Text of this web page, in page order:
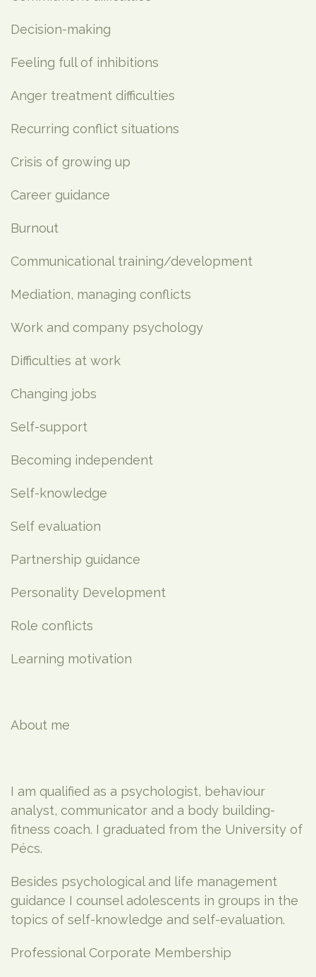
Decision-making
Feeling full of inhibitions
Anger treatment difficulties
Recurring conflict situations
Crisis of growing up
Career guidance
Burnout
Communicational training/development
Mediation, managing conflicts
Work and company psychology
Difficulties at work
Changing jobs
Self-support
Becoming independent
Self-knowledge
Self evaluation
Partnership guidance
Personality Development
Role conflicts
Learning motivation
About me
I am qualified as a psychologist, behaviour
analyst, communicator and a body building-
fitness coach. I graduated from the University of
Pécs.
Besides psychological and life management
guidance I counsel adolescents in groups in the
topics of self-knowledge and self-evaluation.
Professional Corporate Membership